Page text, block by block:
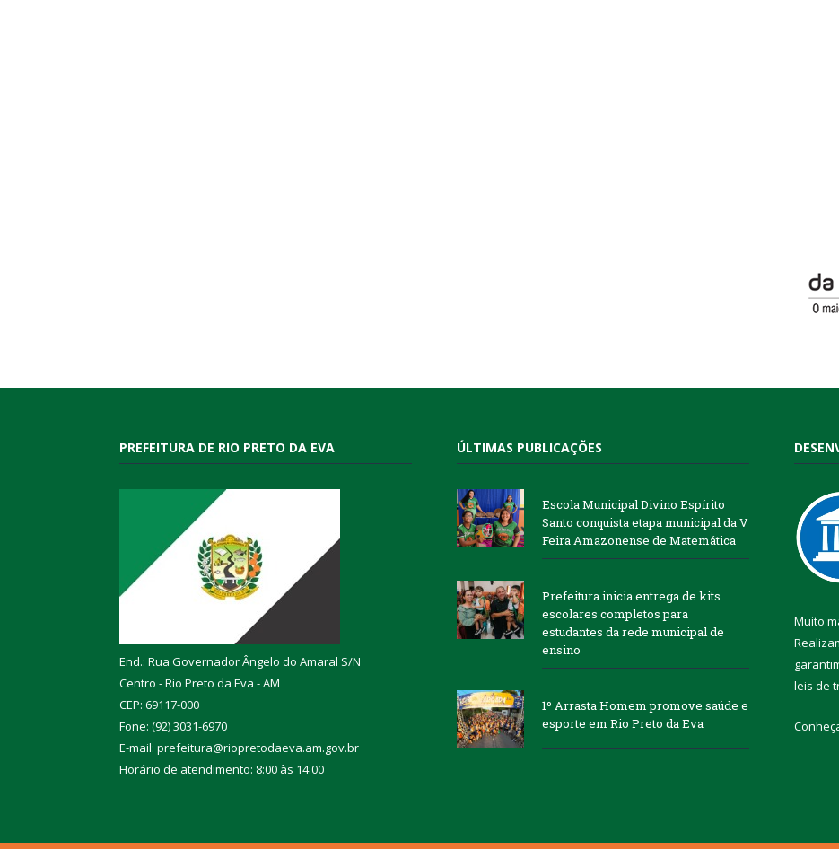
PREFEITURA DE RIO PRETO DA EVA
End.: Rua Governador Ângelo do Amaral S/N
Centro - Rio Preto da Eva - AM
CEP: 69117-000
Fone: (92) 3031-6970
E-mail: prefeitura@riopretodaeva.am.gov.br
Horário de atendimento: 8:00 às 14:00
ÚLTIMAS PUBLICAÇÕES
Escola Municipal Divino Espírito
Santo conquista etapa municipal da V
Feira Amazonense de Matemática
Prefeitura inicia entrega de kits
escolares completos para
estudantes da rede municipal de
ensino
1º Arrasta Homem promove saúde e
esporte em Rio Preto da Eva
Muito
leis de